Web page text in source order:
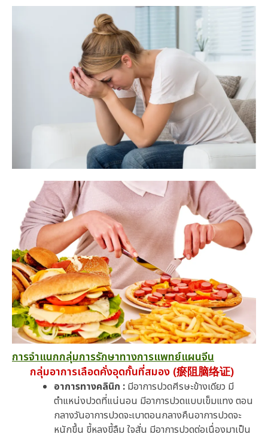
การจำแนกกลุ่มการรักษาทางการแพทย์แผนจีน
กลุ่มอาการเลือดคั่งอุดกั้นที่สมอง (瘀阻脑络证)
อาการทางคลินิก : มีอาการปวดศีรษะข้างเดียว มี
ตำแหน่งปวดที่แน่นอน มีอาการปวดแบบเข็มแทง ตอน
กลางวันอาการปวดจะเบาตอนกลางคืนอาการปวดจะ
หนักขึ้น ขี้หลงขี้ลืม ใจสั่น มีอาการปวดต่อเนื่องมาเป็น